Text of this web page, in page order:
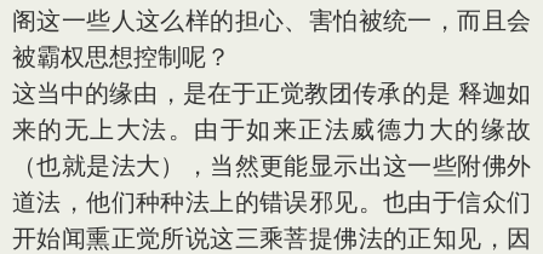
阁这一些人这么样的担心、害怕被统一，而且会
被霸权思想控制呢？
这当中的缘由，是在于正觉教团传承的是 释迦如
来的无上大法。由于如来正法威德力大的缘故
（也就是法大），当然更能显示出这一些附佛外
道法，他们种种法上的错误邪见。也由于信众们
开始闻熏正觉所说这三乘菩提佛法的正知见，因